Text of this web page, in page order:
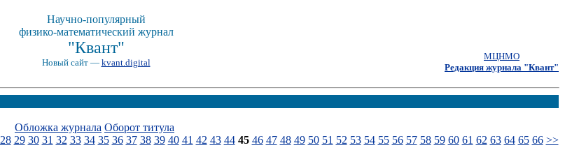
Научно-популярный
физико-математический журнал
"Квант"
Новый сайт — kvant.digital
МЦНМО
Редакция журнала "Квант"
Обложка журнала Оборот титула
28 29 30 31 32 33 34 35 36 37 38 39 40 41 42 43 44 45 46 47 48 49 50 51 52 53 54 55 56 57 58 59 60 61 62 63 64 65 66 >>